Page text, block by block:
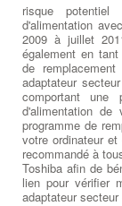
risque
d'alimentation
2009 à juillet
également en
de
adaptateur
comportant une
d'alimentation de
programme de
votre ordinateur
recommandé à
Toshiba afin de
lien pour vérifier
adaptateur